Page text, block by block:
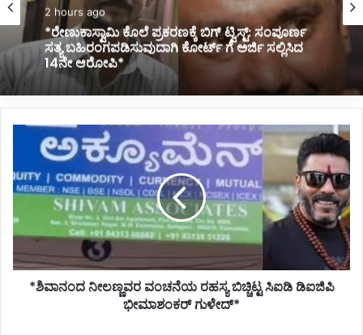
2 hours ago
*ಬೈಕ್ ಸವಾರನ ಮೇಲೆ ದರ್ಪ ತೋರಿದ ನ್ಯಾಯಾಧೀಶೆಯ
ವರ್ಗಾವಣೆ*
*ಶಿವಾನಂದ
ನೀಲಣ್ಣವರ
ವಂಚನೆಯ
ರಹಸ್ಯ
ಬಿಚ್ಚಿಟ್ಟ
ಸಿಐಡಿ
ಡಿಐಜಿಪಿ
ಭೀಮಾಶಂಕರ್
ಗುಳೇದ್*
*ಶಿವಾನಂದ ನೀಲಣ್ಣವರ ವಂಚನೆಯ ರಹಸ್ಯ ಬಿಚ್ಚಿಟ್ಟ ಸಿಐಡಿ ಡಿಐಜಿಪಿ
ಭೀಮಾಶಂಕರ್ ಗುಳೇದ್*